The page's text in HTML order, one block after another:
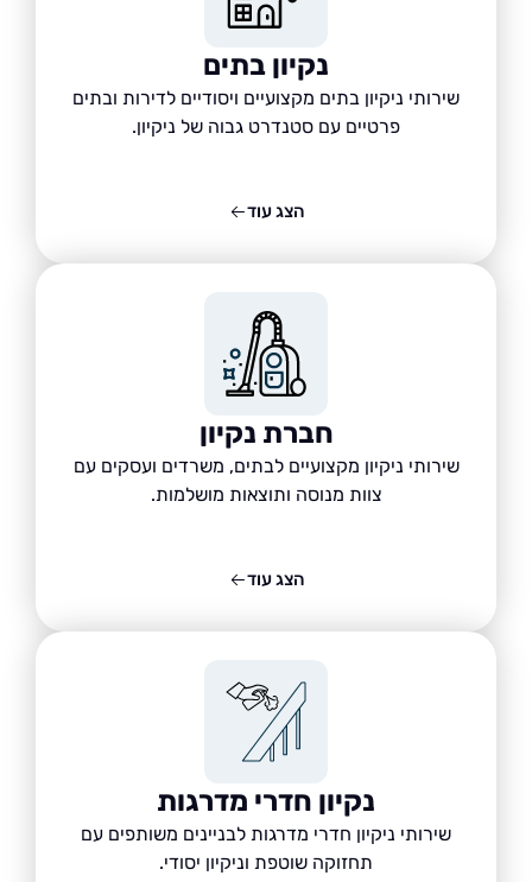
נקיון בתים
שירותי ניקיון בתים מקצועיים ויסודיים לדירות ובתים
פרטיים עם סטנדרט גבוה של ניקיון.
חברת נקיון
שירותי ניקיון מקצועיים לבתים, משרדים ועסקים עם
צוות מנוסה ותוצאות מושלמות.
נקיון חדרי מדרגות
שירותי ניקיון חדרי מדרגות לבניינים משותפים עם
תחזוקה שוטפת וניקיון יסודי.